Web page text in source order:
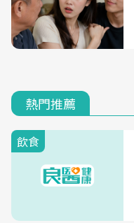
熱門推薦
飲食